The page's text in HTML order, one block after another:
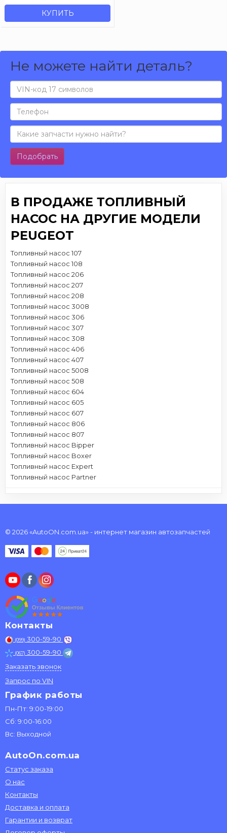
КУПИТЬ
Не можете найти деталь?
Подобрать
В ПРОДАЖЕ ТОПЛИВНЫЙ
НАСОС НА ДРУГИЕ МОДЕЛИ
PEUGEOT
Топливный насос 107
Топливный насос 108
Топливный насос 206
Топливный насос 207
Топливный насос 208
Топливный насос 3008
Топливный насос 306
Топливный насос 307
Топливный насос 308
Топливный насос 406
Топливный насос 407
Топливный насос 5008
Топливный насос 508
Топливный насос 604
Топливный насос 605
Топливный насос 607
Топливный насос 806
Топливный насос 807
Топливный насос Bipper
Топливный насос Boxer
Топливный насос Expert
Топливный насос Partner
© 2026 «AutoON.com.ua» - интернет магазин автозапчастей
Контакты
(099) 300-59-90
(067) 300-59-90
Заказать звонок
Запрос по VIN
График работы
Пн-Пт: 9:00-19:00
Сб: 9:00-16:00
Вс: Выходной
AutoOn.com.ua
Статус заказа
О нас
Контакты
Доставка и оплата
Гарантии и возврат